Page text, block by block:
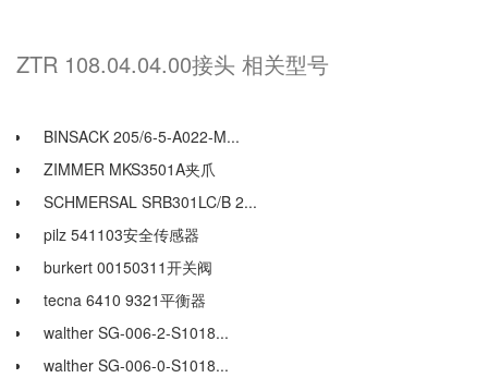
ZTR 108.04.04.00接头 相关型号
BINSACK 205/6-5-A022-M...
ZIMMER MKS3501A夹爪
SCHMERSAL SRB301LC/B 2...
pilz 541103安全传感器
burkert 00150311开关阀
tecna 6410 9321平衡器
walther SG-006-2-S1018...
walther SG-006-0-S1018...